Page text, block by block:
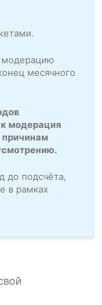
модерацию
месячного
модерация
причинам
до подсчёта,
в рамках